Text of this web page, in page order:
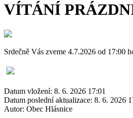
VÍTÁNÍ
Srdečně Vás zveme 4.7.2026 od 17:00
Datum vložení: 8. 6. 2026 17:01
Datum poslední aktualizace: 8. 6. 2026
Autor: Obec Hlásnice